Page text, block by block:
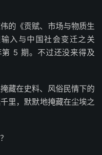
的《贡赋、市场与物质生
入与中国社会变迁之关
5 期。不过还没来得及
藏在史料、风俗民情下的
里，默默地掩藏在尘埃之